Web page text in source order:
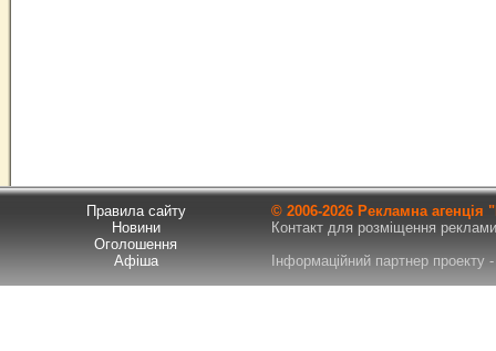
Правила сайту
Новини
Оголошення
Афіша
© 2006-2026 Рекламна
Контакт для розміщення
Інформаційний партнер проекту